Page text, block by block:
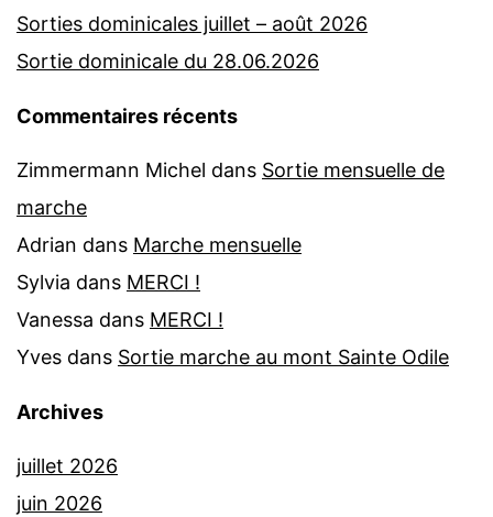
Sorties dominicales juillet – août 2026
Sortie dominicale du 28.06.2026
Commentaires récents
Zimmermann Michel dans Sortie mensuelle de
marche
Adrian dans Marche mensuelle
Sylvia dans MERCI !
Vanessa dans MERCI !
Yves dans Sortie marche au mont Sainte Odile
Archives
juillet 2026
juin 2026